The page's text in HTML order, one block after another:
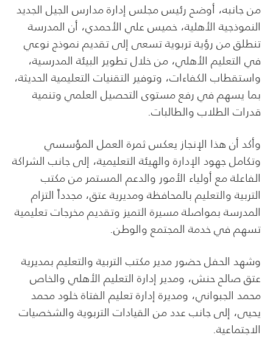
من جانبه، أوضح رئيس مجلس إدارة مدارس الجيل الجديد
النموذجية الأهلية، خميس علي الأحمدي، أن المدرسة
تنطلق من رؤية تربوية تسعى إلى تقديم نموذج نوعي
في التعليم الأهلي، من خلال تطوير البيئة المدرسية،
واستقطاب الكفاءات، وتوفير التقنيات التعليمية الحديثة،
بما يسهم في رفع مستوى التحصيل العلمي وتنمية
قدرات الطلاب والطالبات.
وأكد أن هذا الإنجاز يعكس ثمرة العمل المؤسسي
وتكامل جهود الإدارة والهيئة التعليمية، إلى جانب الشراكة
الفاعلة مع أولياء الأمور والدعم المستمر من مكتب
التربية والتعليم بالمحافظة ومديرية عتق، مجدداً التزام
المدرسة بمواصلة مسيرة التميز وتقديم مخرجات تعليمية
تسهم في خدمة المجتمع والوطن.
وشهد الحفل حضور مدير مكتب التربية والتعليم بمديرية
عتق صالح حنش، ومدير إدارة التعليم الأهلي والخاص
محمد الجبواني، ومديرة إدارة تعليم الفتاة خلود محمد
يحيى، إلى جانب عدد من القيادات التربوية والشخصيات
الاجتماعية.